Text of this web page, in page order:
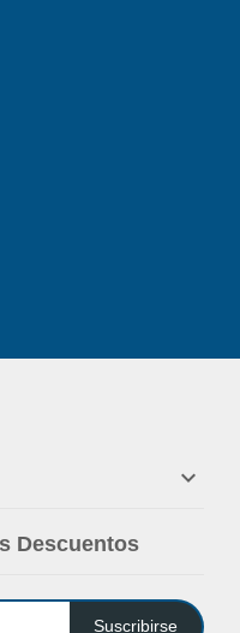

Descuentos
Suscribirse